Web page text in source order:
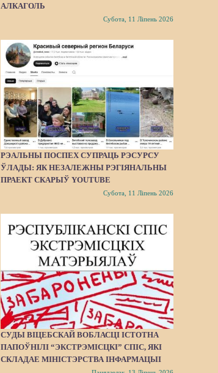
АЛКАГОЛЬ
Субота, 11 Ліпень 2026
РЭАЛЬНЫ ПОСПЕХ СУПРАЦЬ РЭСУРСУ
ЎЛАДЫ: ЯК НЕЗАЛЕЖНЫ РЭГІЯНАЛЬНЫ
ПРАЕКТ СКАРЫЎ YOUTUBE
Субота, 11 Ліпень 2026
СУДЫ ВІЦЕБСКАЙ ВОБЛАСЦІ ІСТОТНА
ПАПОЎНІЛІ “ЭКСТРЭМІСЦКІ” СПІС, ЯКІ
СКЛАДАЕ МІНІСТЭРСТВА ІНФАРМАЦЫІ